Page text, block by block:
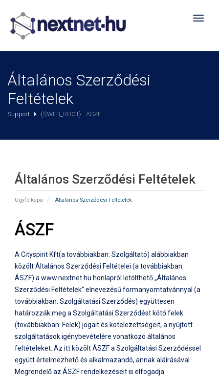
Toggle
Általános Szerződési
Feltételek
Support {$WEB_ROOT} - ASZF
Általános Szerződési Feltételek
Ügyfélkapu Általános Szerződési Feltételek
ÁSZF
A Cityspirit Kft(a továbbiakban: Szolgáltató) alábbiakban
közölt Általános Szerződési Feltételei (a továbbiakban:
ÁSZF) a www.nextnet.hu honlapról letölthető „Általános
Szerződési Feltételek” elnevezésű formanyomtatvánnyal (a
továbbiakban: Szolgáltatási Szerződés) együttesen
határozzák meg a Szolgáltatási Szerződést kötő felek
(továbbiakban: Felek) jogait és kötelezettségeit, a nyújtott
szolgáltatások igénybevételére vonatkozó általános
feltételeket. Az itt közölt ÁSZF a Szolgáltatási Szerződéssel
együtt értelmezhető és alkalmazandó, annak aláírásával
Megrendelő az ÁSZF rendelkezéseit is elfogadja.